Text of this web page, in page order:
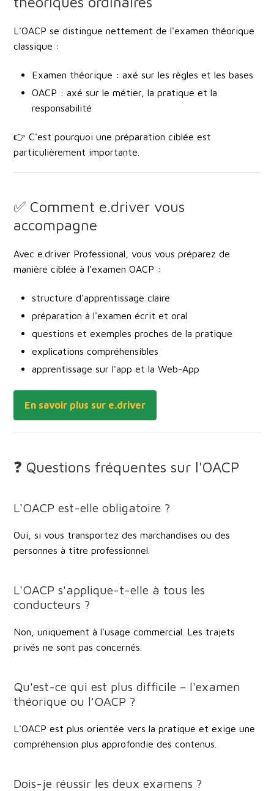
L'OACP se distingue nettement de l'examen théorique
classique :
Examen théorique : axé sur les règles et les bases
OACP : axé sur le métier, la pratique et la
responsabilité
👉 C'est pourquoi une préparation ciblée est
particulièrement importante.
✅ Comment e.driver vous
accompagne
Avec e.driver Professional, vous vous préparez de
manière ciblée à l'examen OACP :
structure d'apprentissage claire
préparation à l'examen écrit et oral
questions et exemples proches de la pratique
explications compréhensibles
apprentissage sur l'app et la Web-App
En savoir plus sur e.driver
❓ Questions fréquentes sur l'OACP
L'OACP est-elle obligatoire ?
Oui, si vous transportez des marchandises ou des
personnes à titre professionnel.
L'OACP s'applique-t-elle à tous les
conducteurs ?
Non, uniquement à l'usage commercial. Les trajets
privés ne sont pas concernés.
Qu'est-ce qui est plus difficile – l'examen
théorique ou l'OACP ?
L'OACP est plus orientée vers la pratique et exige une
compréhension plus approfondie des contenus.
Dois-je réussir les deux examens ?